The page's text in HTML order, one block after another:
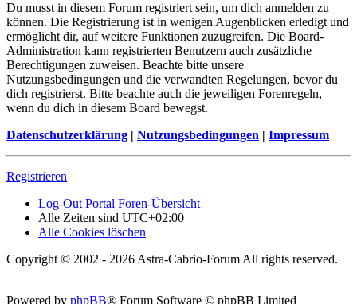
Du musst in diesem Forum registriert sein, um dich anmelden zu
können. Die Registrierung ist in wenigen Augenblicken erledigt und
ermöglicht dir, auf weitere Funktionen zuzugreifen. Die Board-
Administration kann registrierten Benutzern auch zusätzliche
Berechtigungen zuweisen. Beachte bitte unsere
Nutzungsbedingungen und die verwandten Regelungen, bevor du
dich registrierst. Bitte beachte auch die jeweiligen Forenregeln,
wenn du dich in diesem Board bewegst.
Datenschutzerklärung | Nutzungsbedingungen | Impressum
Registrieren
Log-Out Portal Foren-Übersicht
Alle Zeiten sind UTC+02:00
Alle Cookies löschen
Copyright © 2002 - 2026 Astra-Cabrio-Forum All rights reserved.
Powered by phpBB® Forum Software © phpBB Limited